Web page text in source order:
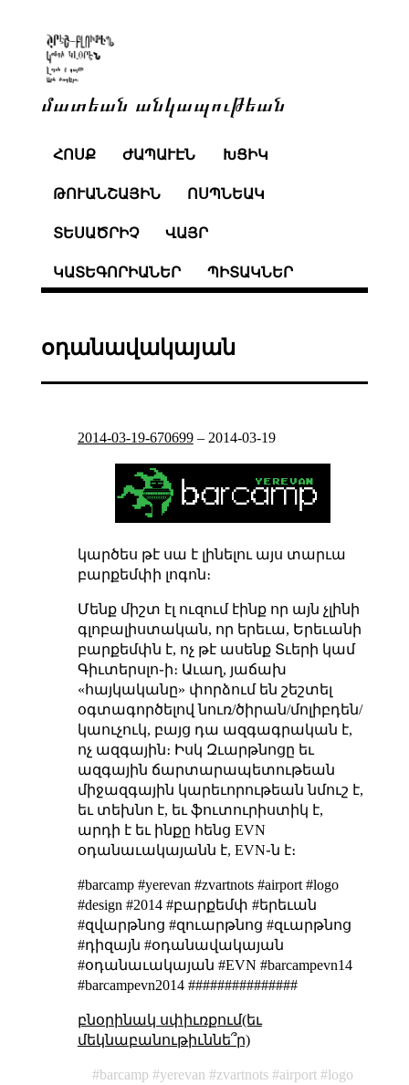
մատեան անկապութեան
ՀՈՍՔ ԺԱՊԱՒԷՆ ԽՑԻԿ
ԹՈՒԱՆՇԱՅԻՆ ՈՍՊՆԵԱԿ
ՏԵՍԱԾՐԻՉ ՎԱՅՐ
ԿԱՏԵԳՈՐԻԱՆԵՐ ՊԻՏԱԿՆԵՐ
օդանավակայան
2014-03-19-670699– 2014-03-19
կարծես թէ սա է լինելու այս տարւա
բարքեմփի լոգոն։
Մենք միշտ էլ ուզում էինք որ այն չլինի
գլոբալիստական, որ երեւա, Երեւանի
բարքեմփն է, ոչ թէ ասենք Տւերի կամ
Գիւտերսլո֊ի։ Աւաղ, յաճախ
«հայկականը» փորձում են շեշտել
օգտագործելով նուռ/ծիրան/մոլիբդեն/
կաուչուկ, բայց դա ազգագրական է,
ոչ ազգային։ Իսկ Զւարթնոցը եւ
ազգային ճարտարապետութեան
միջազգային կարեւորութեան նմուշ է,
եւ տեխնո է, եւ ֆուտուրիստիկ է,
արդի է եւ ինքը հենց EVN
օդանաւակայանն է, EVN֊ն է։
#barcamp #yerevan #zvartnots #airport #logo
#design #2014 #բարքեմփ #երեւան
#զվարթնոց #զուարթնոց #զւարթնոց
#դիզայն #օդանավակայան
#օդանաւակայան #EVN #barcampevn14
#barcampevn2014 ###############
բնօրինակ սփիւռքում(եւ
մեկնաբանութիւննե՞ր)
barcamp yerevan zvartnots airport
logo